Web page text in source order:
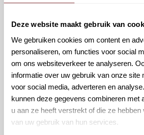
Deze website maakt gebruik van
We gebruiken cookies om content en
personaliseren, om functies voor social
om ons websiteverkeer te analyseren.
informatie over uw gebruik van onze site
voor social media, adverteren en
kunnen deze gegevens combineren met
u aan ze heeft verstrekt of die ze
van uw gebruik van hun services.
opleiding, dus dit leek me perfect.”
Super trots
Om in aanmerking te komen voor de
alle sollicitanten eerst een online
was super zenuwachtig”, vertelt Iris.
waren moeilijk. Maar de echte test
vingers in m’n neus. Daarna mocht
opleiding via deConsolid Academy.
theoriegedeelte volg je een cursus